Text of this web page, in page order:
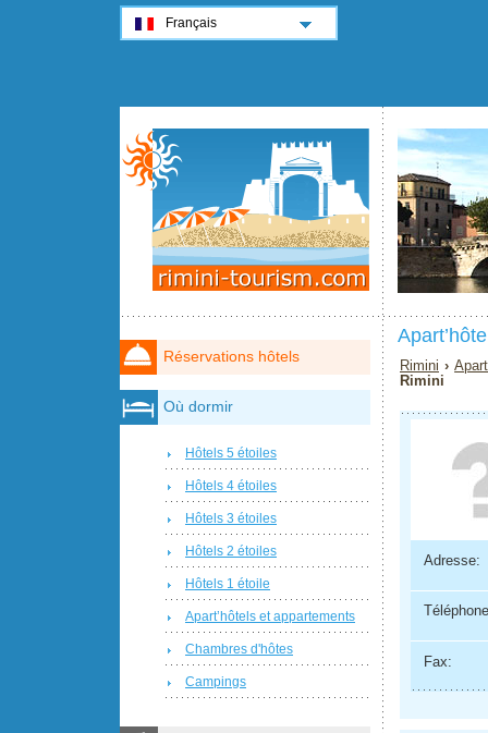
Rimini ›
Rimini
Adresse:
Fax:
Réservations hôtels
Où dormir
Hôtels 5 étoiles
Hôtels 4 étoiles
Hôtels 3 étoiles
Hôtels 2 étoiles
Hôtels 1 étoile
Apart’hôtels et appartements
Chambres d'hôtes
Campings
Français